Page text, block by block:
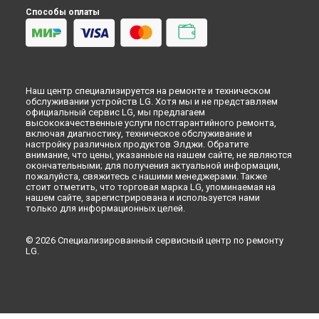
Способы оплаты
Наш центр специализируется на ремонте и техническом
обслуживании устройств LG. Хотя мы и не представляем
официальный сервис LG, мы предлагаем
высококачественные услуги постгарантийного ремонта,
включая диагностику, техническое обслуживание и
настройку различных продуктов Элджи. Обратите
внимание, что цены, указанные на нашем сайте, не являются
окончательными; для получения актуальной информации,
пожалуйста, свяжитесь с нашими менеджерами. Также
стоит отметить, что торговая марка LG, упоминаемая на
нашем сайте, зарегистрирована и используется нами
только для информационных целей.
© 2026 Специализированный сервисный центр по ремонту
LG.